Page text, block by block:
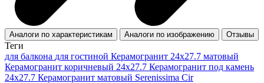
Аналоги по характеристикам Аналоги по изображению Отзывы
Теги
для балкона для гостиной Керамогранит 24x27.7 матовый
Керамогранит коричневый 24x27.7 Керамогранит под камень
24x27.7 Керамогранит матовый Serenissima Cir